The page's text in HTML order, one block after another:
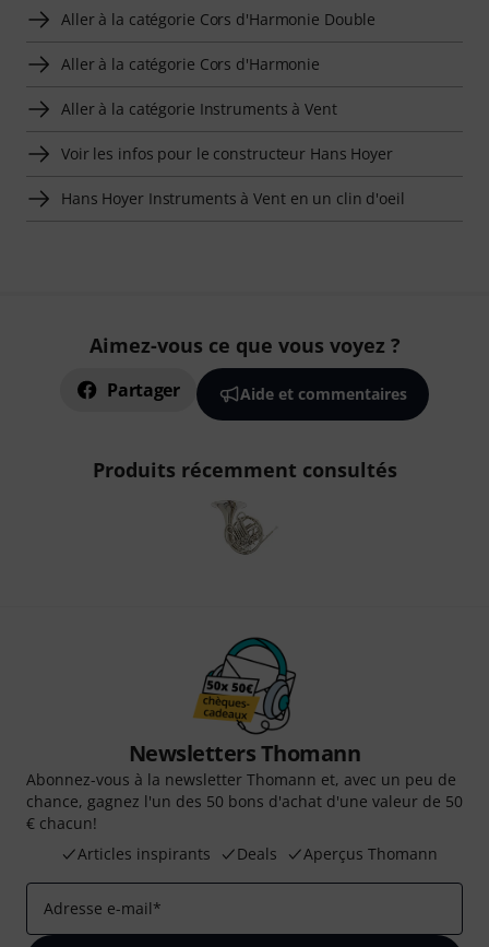
Aller à la catégorie Cors d'Harmonie Double
Aller à la catégorie Cors d'Harmonie
Aller à la catégorie Instruments à Vent
Voir les infos pour le constructeur Hans Hoyer
Hans Hoyer Instruments à Vent en un clin d'oeil
Aimez-vous ce que vous voyez ?
Partager Aide et commentaires
Produits récemment consultés
Newsletters Thomann
Abonnez-vous à la newsletter Thomann et, avec un peu de
chance, gagnez l'un des 50 bons d'achat d'une valeur de 50
€ chacun!
Articles inspirants
Deals Aperçus Thomann
Adresse e-mail*